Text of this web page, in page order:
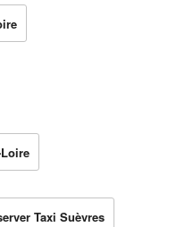
Taxi Suèvres